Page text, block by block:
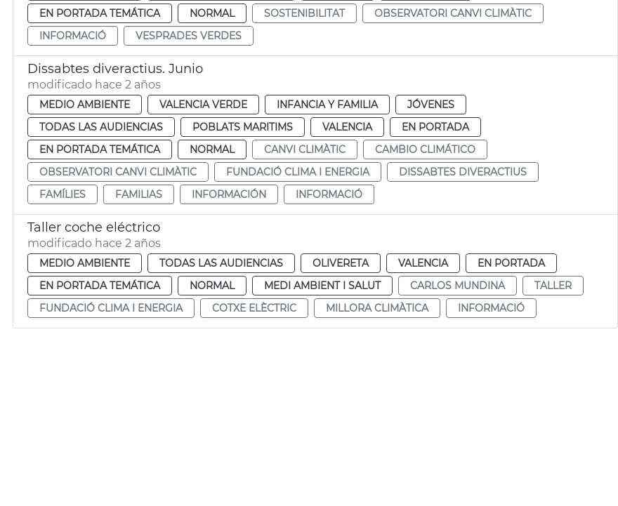
EN PORTADA TEMÁTICA
NORMAL SOSTENIBILITAT
OBSERVATORI CANVI CLIMÀTIC
INFORMACIÓ
VESPRADES VERDES
Dissabtes diveractius. Junio
modificado hace 2 años
MEDIO AMBIENTE VALENCIA VERDE INFANCIA Y FAMILIA
JÓVENES
TODAS LAS AUDIENCIAS
POBLATS MARITIMS VALENCIA
EN PORTADA
EN PORTADA TEMÁTICA
NORMAL CANVI CLIMÀTIC
CAMBIO CLIMÁTICO
OBSERVATORI CANVI CLIMÀTIC
FUNDACIÓ CLIMA I ENERGIA
DISSABTES DIVERACTIUS
FAMÍLIES
FAMILIAS INFORMACIÓN INFORMACIÓ
Taller coche eléctrico
modificado hace 2 años
MEDIO AMBIENTE TODAS LAS AUDIENCIAS OLIVERETA VALENCIA
EN PORTADA
EN PORTADA TEMÁTICA
NORMAL MEDI AMBIENT I SALUT CARLOS MUNDINA
TALLER
FUNDACIÓ CLIMA I ENERGIA
COTXE ELÈCTRIC MILLORA CLIMÀTICA INFORMACIÓ